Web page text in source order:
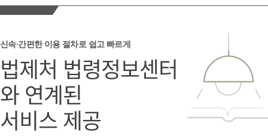
신속·간편한 이용 절차로 쉽고 빠르게
법제처 법령정보센터
와 연계된
서비스 제공